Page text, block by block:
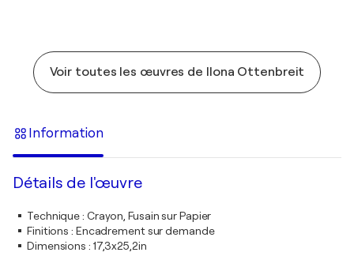
Voir toutes les œuvres de Ilona Ottenbreit
Information
Détails de l'œuvre
Technique: Crayon, Fusain sur Papier
Finitions : Encadrement sur demande
Dimensions : 17,3x25,2in